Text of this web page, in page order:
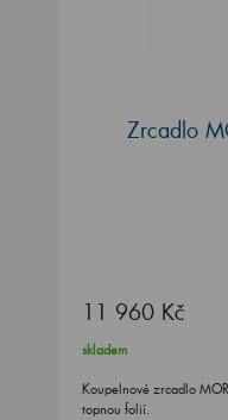
Zrcadlo
11 960 Kč
skladem
Koupelnové zrcadlo
topnou folií.